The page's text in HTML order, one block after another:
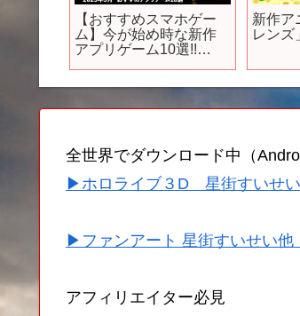
【おすすめスマホゲー
ム】今が始め時な新作
アプリゲーム10選!!
#無料 #ソシャゲ
新作ア
レンズ
全世界でダウンロード中（
▶ホロライブ３D 星街すいせい
▶ファンアート 星街すいせい
アフィリエイター必見